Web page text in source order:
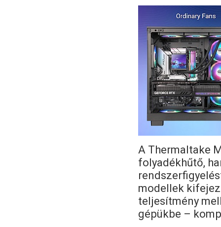
A Thermaltake
folyadékhűtő,
modellek
teljesítmény
gépükbe –